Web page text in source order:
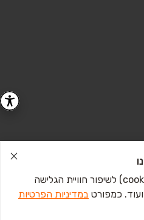
אנחנו משתמשים בעוגיות (cookies) לשיפור חוויית הגלישה
כמפורט במדיניות הפרטיות